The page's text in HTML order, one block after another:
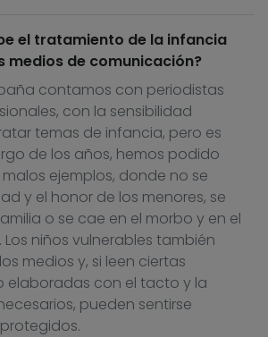
el tratamiento de la infancia
medios de comunicación?
contamos con periodistas
con la sensibilidad
temas de infancia, pero es
de los años, hemos podido
ejemplos, donde no se
y el honor de los menores, se
o se cae en el morbo y en el
niños vulnerables también
medios y, si leen ciertas
elaboradas con el tacto y la
pueden sentirse